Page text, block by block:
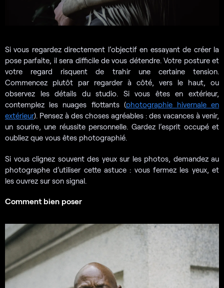
Si vous regardez directement l’objectif en essayant de créer la
pose parfaite, il sera difficile de vous détendre. Votre posture et
votre regard risquent de trahir une certaine tension.
Commencez plutôt par regarder à côté, vers le haut, ou
observez les détails du studio. Si vous êtes en extérieur,
contemplez les nuages flottants (photographie hivernale en
extérieur). Pensez à des choses agréables : des vacances à venir,
un sourire, une réussite personnelle. Gardez l’esprit occupé et
oubliez que vous êtes photographié.
Si vous clignez souvent des yeux sur les photos, demandez au
photographe d’utiliser cette astuce : vous fermez les yeux, et
les ouvrez sur son signal.
Comment bien poser